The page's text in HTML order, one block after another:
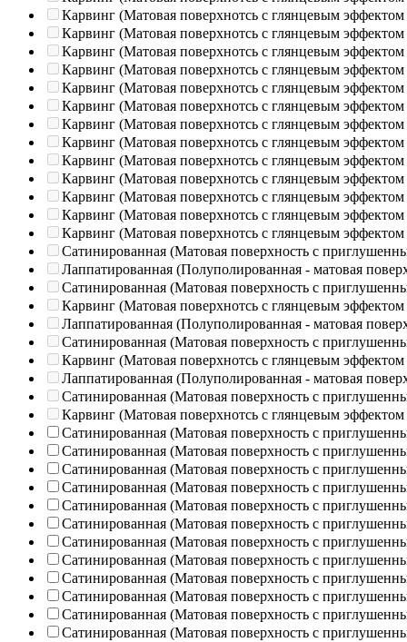
Карвинг (Матовая поверхнотсь с глянцевым эффектом
Карвинг (Матовая поверхнотсь с глянцевым эффектом
Карвинг (Матовая поверхнотсь с глянцевым эффектом
Карвинг (Матовая поверхнотсь с глянцевым эффектом
Карвинг (Матовая поверхнотсь с глянцевым эффектом
Карвинг (Матовая поверхнотсь с глянцевым эффектом
Карвинг (Матовая поверхнотсь с глянцевым эффектом
Карвинг (Матовая поверхнотсь с глянцевым эффектом
Карвинг (Матовая поверхнотсь с глянцевым эффектом
Карвинг (Матовая поверхнотсь с глянцевым эффектом
Карвинг (Матовая поверхнотсь с глянцевым эффектом
Карвинг (Матовая поверхнотсь с глянцевым эффектом
Карвинг (Матовая поверхнотсь с глянцевым эффектом
Сатинированная (Матовая поверхность с
Лаппатированная (Полуполированная - матовая
Сатинированная (Матовая поверхность с
Карвинг (Матовая поверхнотсь с глянцевым эффектом
Лаппатированная (Полуполированная - матовая
Сатинированная (Матовая поверхность с
Карвинг (Матовая поверхнотсь с глянцевым эффектом
Лаппатированная (Полуполированная - матовая
Сатинированная (Матовая поверхность с
Карвинг (Матовая поверхнотсь с глянцевым эффектом
Сатинированная (Матовая поверхность с
Сатинированная (Матовая поверхность с
Сатинированная (Матовая поверхность с
Сатинированная (Матовая поверхность с
Сатинированная (Матовая поверхность с
Сатинированная (Матовая поверхность с
Сатинированная (Матовая поверхность с
Сатинированная (Матовая поверхность с
Сатинированная (Матовая поверхность с
Сатинированная (Матовая поверхность с
Сатинированная (Матовая поверхность с
Сатинированная (Матовая поверхность с